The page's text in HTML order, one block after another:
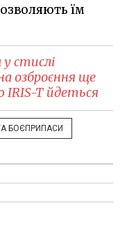
їм
у стислі
озброєння ще
IRIS-T йдеться
БОЄПРИПАСИ